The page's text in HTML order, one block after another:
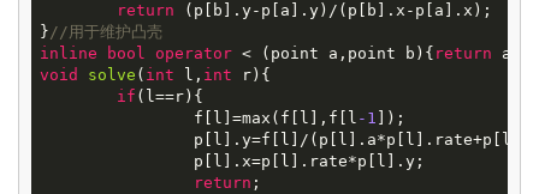
return (p[b].y-p[a].y)/(p[b].x-p[a].x);
} //用于维护凸壳
inline
bool operator < (point a,point b){ return
void
solve ( int l, int r) {
if (l==r){
		f[l]=max(f[l],f[l
-1 ]);
return ;